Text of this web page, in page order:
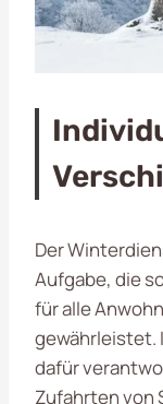
Der
Aufgabe, die
für alle
gewährleistet.
dafür
Zufahrten von